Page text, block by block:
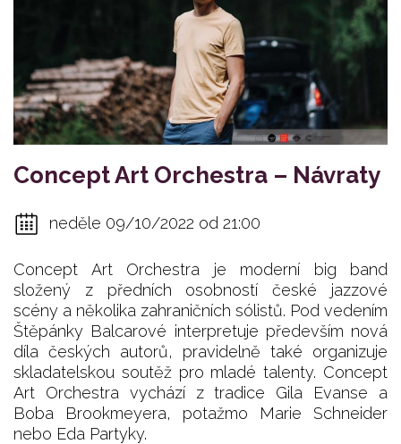
Concept Art Orchestra – Návraty
neděle 09/10/2022 od 21:00
Concept Art Orchestra je moderní big band
složený z předních osobností české jazzové
scény a několika zahraničních sólistů. Pod vedením
Štěpánky Balcarové interpretuje především nová
díla českých autorů, pravidelně také organizuje
skladatelskou soutěž pro mladé talenty. Concept
Art Orchestra vychází z tradice Gila Evanse a
Boba Brookmeyera, potažmo Marie Schneider
nebo Eda Partyky.